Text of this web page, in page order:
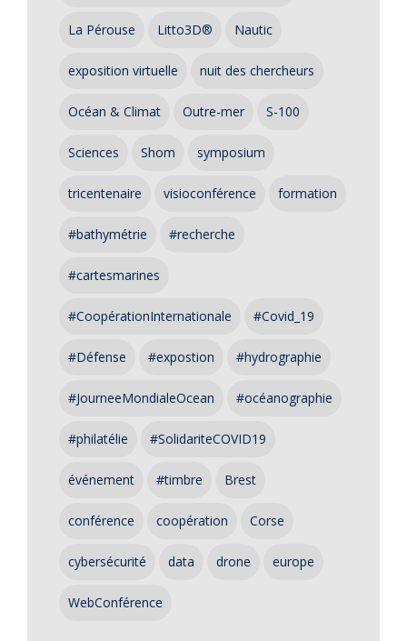
La Pérouse Litto3D® Nautic
exposition virtuelle nuit des chercheurs
Océan & Climat Outre-mer S-100
Sciences Shom symposium
tricentenaire visioconférence formation
#bathymétrie #recherche
#cartesmarines
#CoopérationInternationale #Covid_19
#Défense #expostion #hydrographie
#JourneeMondialeOcean #océanographie
#philatélie #SolidariteCOVID19
événement #timbre Brest
conférence coopération Corse
cybersécurité data drone europe
WebConférence